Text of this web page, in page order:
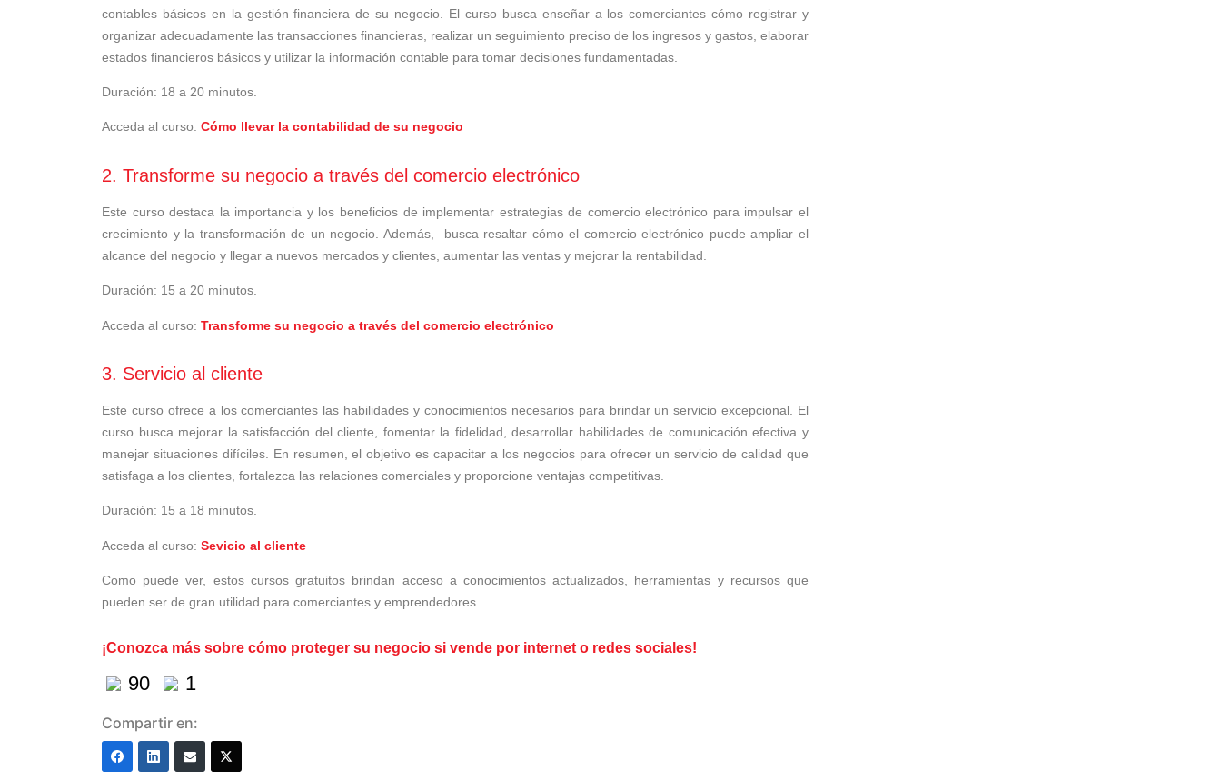
contables básicos en la gestión financiera de su negocio. El curso busca enseñar a los comerciantes cómo registrar y
organizar adecuadamente las transacciones financieras, realizar un seguimiento preciso de los ingresos y gastos, elaborar
estados financieros básicos y utilizar la información contable para tomar decisiones fundamentadas.
Duración: 18 a 20 minutos.
Acceda al curso: Cómo llevar la contabilidad de su negocio
2. Transforme su negocio a través del comercio electrónico
Este curso destaca la importancia y los beneficios de implementar estrategias de comercio electrónico para impulsar el
crecimiento y la transformación de un negocio. Además, busca resaltar cómo el comercio electrónico puede ampliar el
alcance del negocio y llegar a nuevos mercados y clientes, aumentar las ventas y mejorar la rentabilidad.
Duración: 15 a 20 minutos.
Acceda al curso: Transforme su negocio a través del comercio electrónico
3. Servicio al cliente
Este curso ofrece a los comerciantes las habilidades y conocimientos necesarios para brindar un servicio excepcional. El
curso busca mejorar la satisfacción del cliente, fomentar la fidelidad, desarrollar habilidades de comunicación efectiva y
manejar situaciones difíciles. En resumen, el objetivo es capacitar a los negocios para ofrecer un servicio de calidad que
satisfaga a los clientes, fortalezca las relaciones comerciales y proporcione ventajas competitivas.
Duración: 15 a 18 minutos.
Acceda al curso: Sevicio al cliente
Como puede ver, estos cursos gratuitos brindan acceso a conocimientos actualizados, herramientas y recursos que
pueden ser de gran utilidad para comerciantes y emprendedores.
¡Conozca más sobre cómo proteger su negocio si vende por internet o redes sociales!
90 1
Compartir en: